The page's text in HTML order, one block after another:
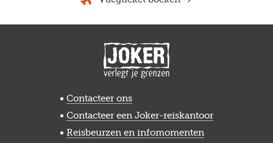
Contacteer ons
Contacteer een Joker-reiskantoor
Reisbeurzen en infomomenten